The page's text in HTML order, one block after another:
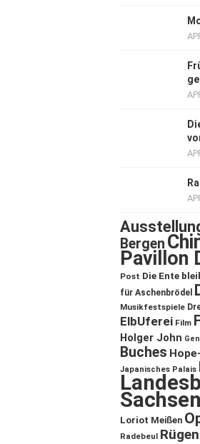
Bergen
Pavillon
Post Die Ente
für Aschenbrödel
Musikfestspiele
ElbUferei Film
Holger John
Buches
Japanisches Palais
Sachsen
Loriot Meißen
Radebeul Rügen